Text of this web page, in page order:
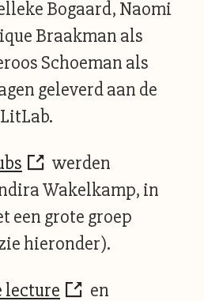
Bogaard, Naomi
Braakman als
Schoeman als
geleverd aan de
werden
Wakelkamp, in
een grote groep
hieronder).
lecture
en